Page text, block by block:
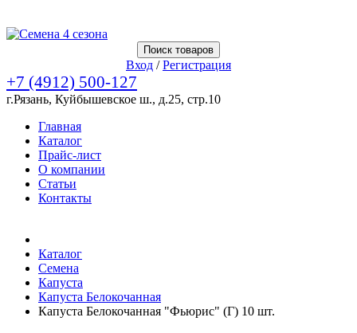
Поиск товаров
Вход /Регистрация
+7 (4912) 500-127
г.Рязань, Куйбышевское ш., д.25, стр.10
Главная
Каталог
Прайс-лист
О компании
Статьи
Контакты
Каталог
Семена
Капуста
Капуста Белокочанная
Капуста Белокочанная "Фьюрис" (Г) 10 шт.